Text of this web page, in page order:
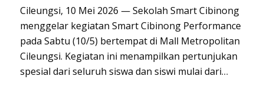
Cileungsi, 10 Mei 2026 — Sekolah Smart Cibinong
menggelar kegiatan Smart Cibinong Performance
pada Sabtu (10/5) bertempat di Mall Metropolitan
Cileungsi. Kegiatan ini menampilkan pertunjukan
spesial dari seluruh siswa dan siswi mulai dari…